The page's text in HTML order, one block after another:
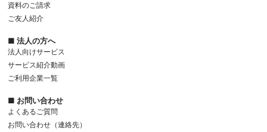
資料のご請求
ご友人紹介
■ 法人の方へ
法人向けサービス
サービス紹介動画
ご利用企業一覧
■ お問い合わせ
よくあるご質問
お問い合わせ（連絡先）